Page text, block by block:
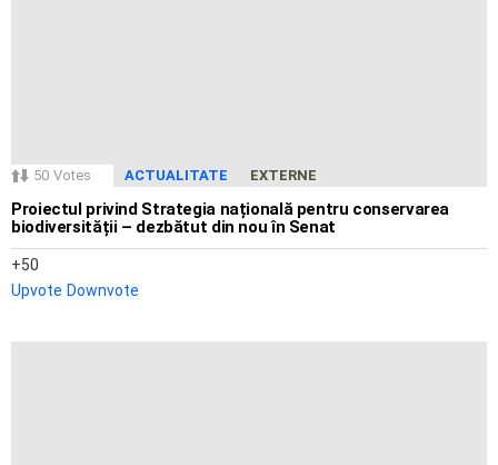
50 Votes ACTUALITATE EXTERNE
Proiectul privind Strategia națională pentru conservarea
biodiversității – dezbătut din nou în Senat
50
Upvote Downvote